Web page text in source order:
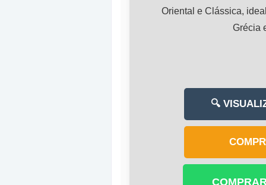
Oriental e Clássica,
Grécia
🔍